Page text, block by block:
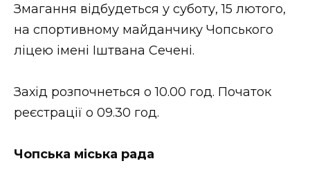
Спорт
Стиль життя
Втрачений Ужгород (відеоверсія)
Змагання відбудеться у суботу, 15 лютого,
на спортивному майданчику Чопського
ліцею імені Іштвана Сечені.
Захід розпочнеться о 10.00 год. Початок
реєстрації о 09.30 год.
Чопська міська рада